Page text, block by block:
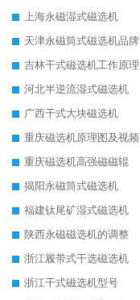
上海永磁湿式磁选机
天津永磁筒式磁选机品牌
吉林干式磁选机工作原理
河北半逆流湿式磁选机
广西干式大块磁选机
重庆磁选机原理图及视频
重庆磁选机高强磁磁辊
揭阳永磁筒式磁选机
福建钛尾矿湿式磁选机
陕西永磁磁选机的调整
浙江履带式干选磁选机
浙江干式磁选机型号